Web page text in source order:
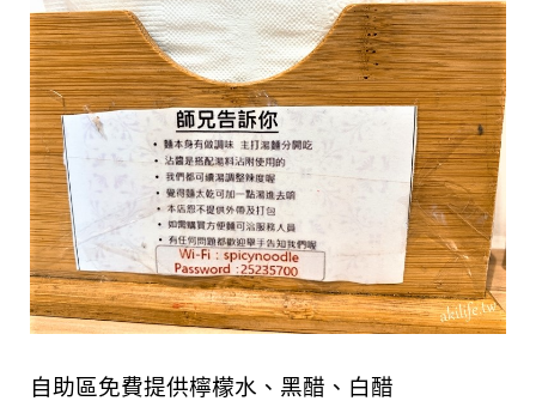
自助區免費提供檸檬水、黑醋、白醋